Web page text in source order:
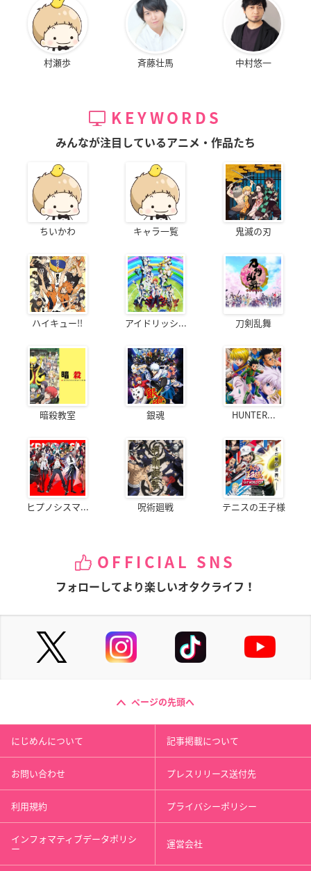
村瀬歩 斉藤壮馬 中村悠一
KEYWORDS
みんなが注目しているアニメ・作品たち
ちいかわ キャラ一覧 鬼滅の刃
ハイキュー!! アイドリッシ... 刀剣乱舞
暗殺教室 銀魂 HUNTER...
ヒプノシスマ... 呪術廻戦 テニスの王子様
OFFICIAL SNS
フォローしてより楽しいオタクライフ！
ページの先頭へ
にじめんについて 記事掲載について
お問い合わせ プレスリリース送付先
利用規約 プライバシーポリシー
インフォマティブデータポリシ
ー 運営会社